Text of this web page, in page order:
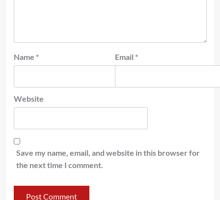
Name * Email *
Website
Save my name, email, and website in this browser for
the next time I comment.